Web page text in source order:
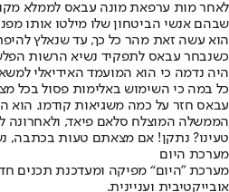
לאחר מות ערפאת מונה עבאס לממלא
שבהם אנשי הביטחון שלו מילטו אותו
הוא עשה זאת מהר כל כך, עד שנאלץ
כשנבחר עבאס לתפקיד נשיא הרשות
היה נדמה כי הוא המועמד האידיאלי
כל במה כי השימוש באלימות פסול בכל
עבאס חזר על כמה משגיאות קודמו. הוא
הממשלה המוצלח סלאם פיאד, ולאחרונה
טעינו? נתקן! אם מצאתם טעות בכתבה,
מערכת היום
מערכת "היום“ מפיקה ומעדכנת תכנים
אובייקטיבית ועניינית.